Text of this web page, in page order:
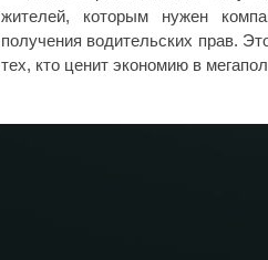
жителей, которым нужен
получения водительских прав.
тех, кто ценит экономию в